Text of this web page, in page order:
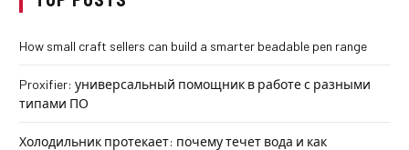
How small craft sellers can build a smarter beadable pen range
Proxifier: универсальный помощник в работе с разными
типами ПО
Холодильник протекает: почему течет вода и как